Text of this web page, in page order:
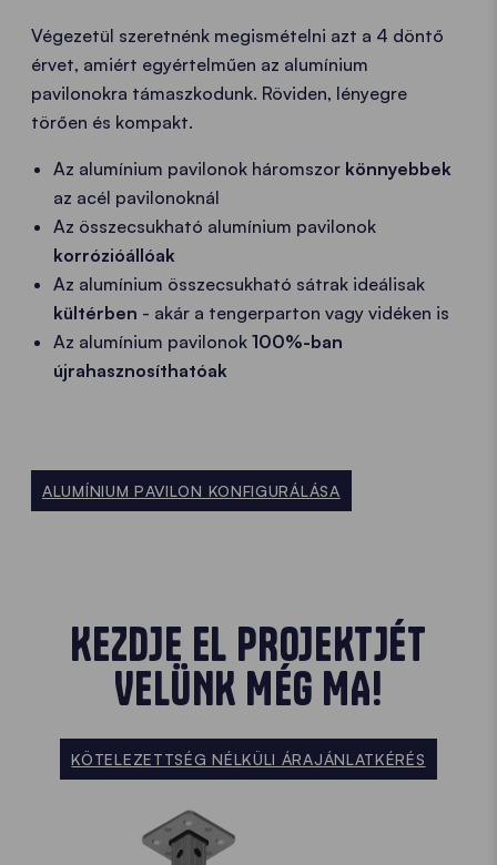
Végezetül szeretnénk megismételni azt a 4 döntő
érvet, amiért egyértelműen az alumínium
pavilonokra támaszkodunk. Röviden, lényegre
törően és kompakt.
Az alumínium pavilonok háromszor könnyebbek
az acél pavilonoknál
Az összecsukható alumínium pavilonok
korrózióállóak
Az alumínium összecsukható sátrak ideálisak
kültérben - akár a tengerparton vagy vidéken is
Az alumínium pavilonok 100%-ban
újrahasznosíthatóak
ALUMÍNIUM PAVILON KONFIGURÁLÁSA
KEZDJE EL PROJEKTJÉT
VELÜNK MÉG MA!
KÖTELEZETTSÉG NÉLKÜLI ÁRAJÁNLATKÉRÉS